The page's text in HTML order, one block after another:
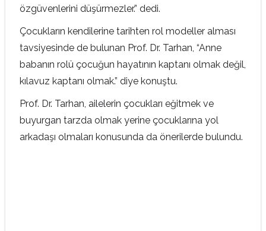
özgüvenlerini düşürmezler.” dedi.
Çocukların kendilerine tarihten rol modeller alması
tavsiyesinde de bulunan Prof. Dr. Tarhan, “Anne
babanın rolü çocuğun hayatının kaptanı olmak değil,
kılavuz kaptanı olmak.” diye konuştu.
Prof. Dr. Tarhan, ailelerin çocukları eğitmek ve
buyurgan tarzda olmak yerine çocuklarına yol
arkadaşı olmaları konusunda da önerilerde bulundu.